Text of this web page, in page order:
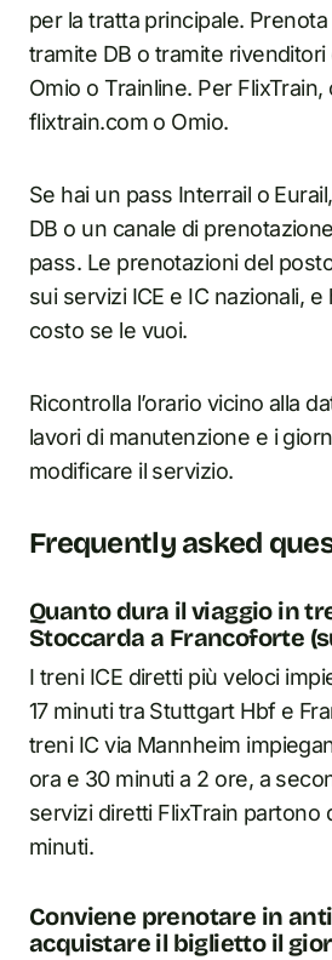
per la tratta principale.
tramite DB o tramite rivenditori
Omio o Trainline. Per FlixTrain,
flixtrain.com o Omio.
Se hai un pass Interrail o
DB o un canale di
pass. Le prenotazioni del
sui servizi ICE e IC nazionali,
costo se le vuoi.
Ricontrolla l’orario vicino alla
lavori di manutenzione e i
modificare il servizio.
Frequently asked
Quanto dura il viaggio in
Stoccarda a Francoforte
I treni ICE diretti più veloci
17 minuti tra Stuttgart Hbf e
treni IC via Mannheim
ora e 30 minuti a 2 ore, a
servizi diretti FlixTrain partono
minuti.
Conviene prenotare in
acquistare il biglietto il